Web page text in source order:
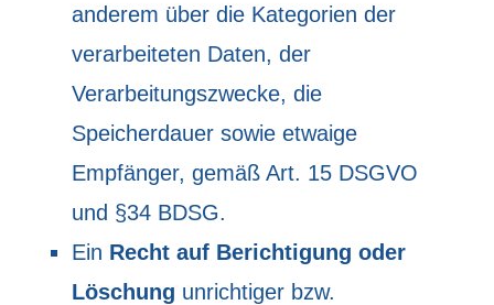
anderem über die Kategorien der
verarbeiteten Daten, der
Verarbeitungszwecke, die
Speicherdauer sowie etwaige
Empfänger, gemäß Art. 15 DSGVO
und §34 BDSG.
Ein Recht auf Berichtigung oder
Löschung unrichtiger bzw.